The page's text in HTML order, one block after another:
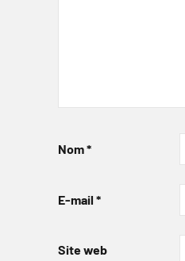
Nom*
E-mail *
Site web